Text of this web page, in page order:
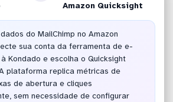
Amazon Quicksight
do MailChimp no Amazon
sua conta da ferramenta de e-
Kondado e escolha o Quicksight
plataforma replica métricas de
de abertura e cliques
sem necessidade de configurar